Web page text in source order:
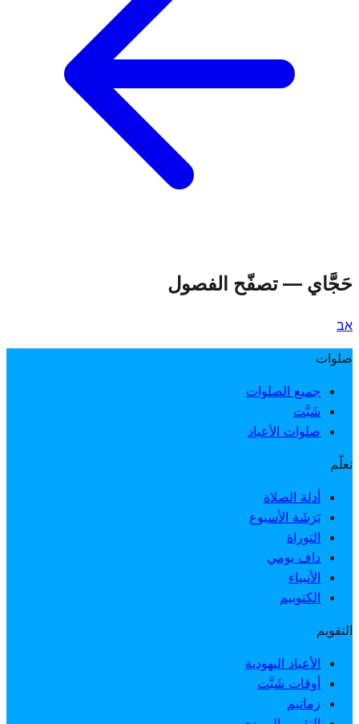
حَجَّاي — تصفّح الفصول
אב
صلوات
جميع الصلوات
شَبَّت
صلوات الأعياد
تعلّم
أدلة الصلاة
بَرَشَة الأسبوع
التوراة
داف يومي
الأنبياء
الكتوبيم
التقويم
الأعياد اليهودية
أوقات شَبَّت
زمانيم